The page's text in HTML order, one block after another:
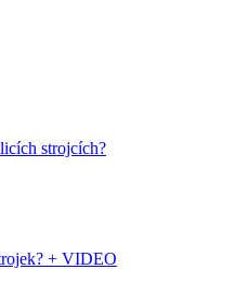
strojcích?
+ VIDEO